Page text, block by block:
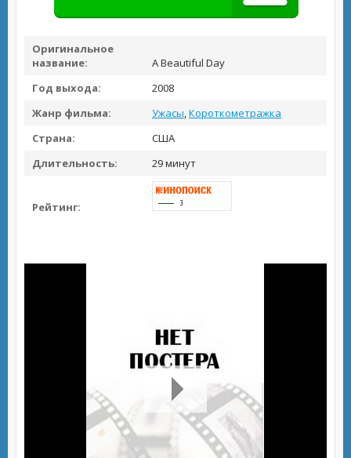
Оригинальное
название:
A Beautiful Day
Год выхода:
2008
Жанр фильма:
Ужасы,Короткометражка
Страна:
США
Длительность:
29 минут
Рейтинг: